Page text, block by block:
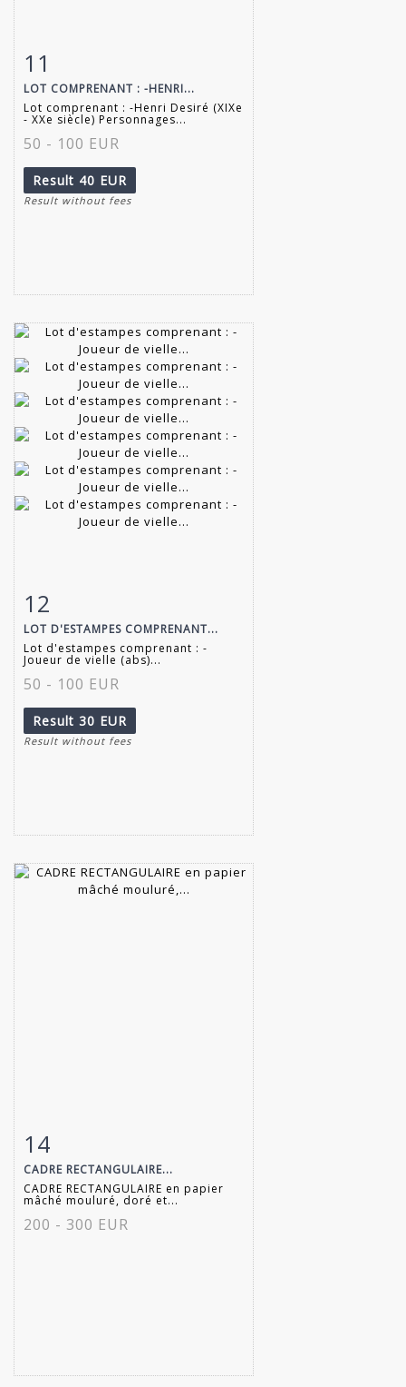
11
LOT COMPRENANT : -HENRI...
Lot comprenant : -Henri Desiré (XIXe
- XXe siècle) Personnages...
50 - 100 EUR
Result 40 EUR
Result without fees
Item detail
12
LOT D'ESTAMPES COMPRENANT...
Lot d'estampes comprenant : -
Joueur de vielle (abs)...
50 - 100 EUR
Result 30 EUR
Result without fees
Item detail
14
CADRE RECTANGULAIRE...
CADRE RECTANGULAIRE en papier
mâché mouluré, doré et...
200 - 300 EUR